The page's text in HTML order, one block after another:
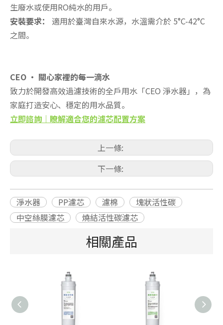
生廢水或使用RO純水的用戶。
安裝要求：
適用於臺灣自來水源，水溫需介於 5°C-42°C
之間。
CEO · 關心家裡的每一滴水
致力於開發高效過濾技術的全戶用水「CEO 淨水器」，為
家庭打造安心、穩定的用水品質。
立即諮詢｜瞭解適合您的濾芯配置方案
上一條:
下一條:
淨水器 PP濾芯 濾棉
塊狀活性碳
中空絲膜濾芯
燒結活性碳濾芯
相關產品